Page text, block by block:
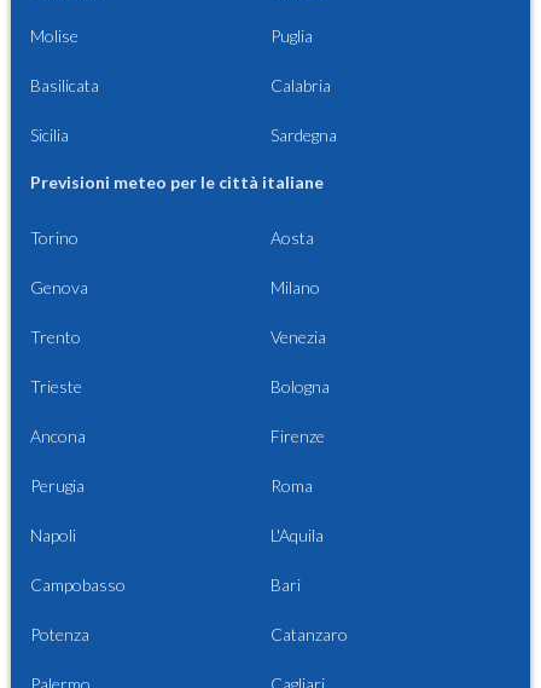
Molise Puglia
Basilicata Calabria
Sicilia Sardegna
Previsioni meteo per le città italiane
Torino Aosta
Genova Milano
Trento Venezia
Trieste Bologna
Ancona Firenze
Perugia Roma
Napoli L'Aquila
Campobasso Bari
Potenza Catanzaro
Palermo Cagliari